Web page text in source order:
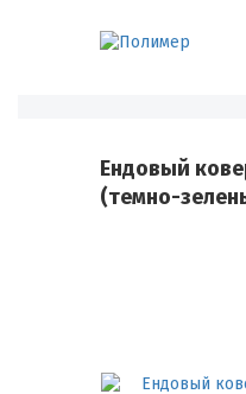
Ендовый
(темно-